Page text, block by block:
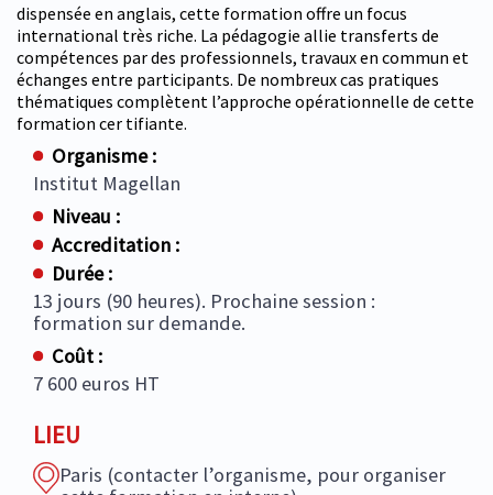
dispensée en anglais, cette formation offre un focus
international très riche. La pédagogie allie transferts de
compétences par des professionnels, travaux en commun et
échanges entre participants. De nombreux cas pratiques
thématiques complètent l’approche opérationnelle de cette
formation cer tifiante.
Organisme :
Institut Magellan
Niveau :
Accreditation :
Durée :
13 jours (90 heures). Prochaine session :
formation sur demande.
Coût :
7 600 euros HT
LIEU
Paris (contacter l’organisme, pour organiser